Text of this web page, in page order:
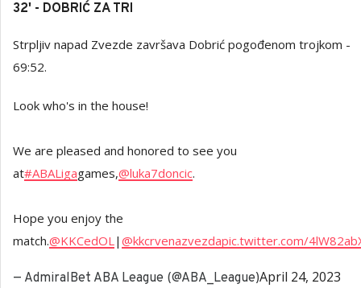
32' - DOBRIĆ ZA TRI
Strpljiv napad Zvezde završava Dobrić pogođenom trojkom -
69:52.
Look who's in the house!
We are pleased and honored to see you
at#ABALigagames,@luka7doncic.
Hope you enjoy the
match.@KKCedOL| @kkcrvenazvezdapic.twitter.com/
— AdmiralBet ABA League (@ABA_League)April 24, 2023